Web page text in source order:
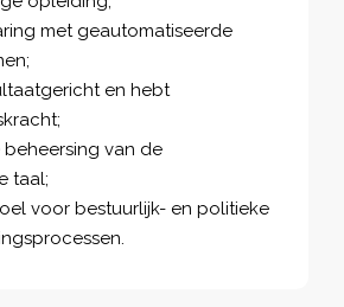
met geautomatiseerde
en hebt
van de
taal;
voor bestuurlijk- en politieke